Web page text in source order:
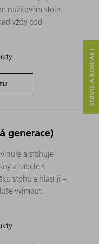
nůžkovém stole.
vždy pod
generace)
a stohuje
a tabule s
stohu a hlásí ji –
vyjmout
SERVIS A KONTAKT